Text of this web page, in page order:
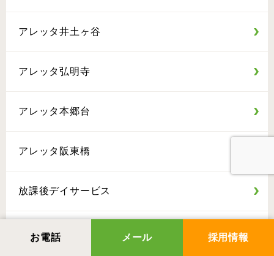
アレッタ井土ヶ谷
アレッタ弘明寺
アレッタ本郷台
アレッタ阪東橋
放課後デイサービス
雑記
お電話 メール 採用情報